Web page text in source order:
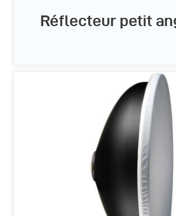
Réflecteur petit